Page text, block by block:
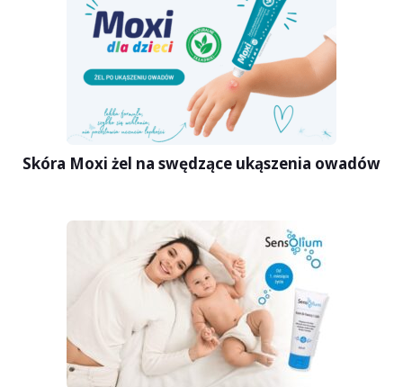
Skóra Moxi żel na swędzące ukąszenia owadów